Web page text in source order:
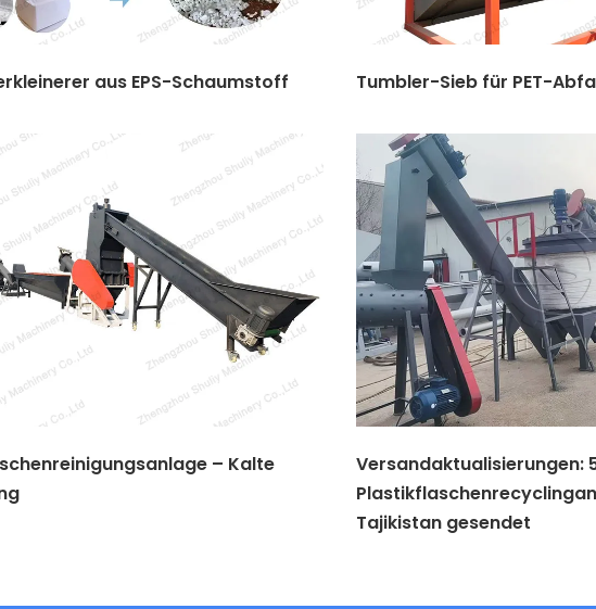
aus EPS-Schaumstoff Tumbler-Sieb für PET-
– Kalte
Versandaktualisierungen:
Tajikistan gesendet